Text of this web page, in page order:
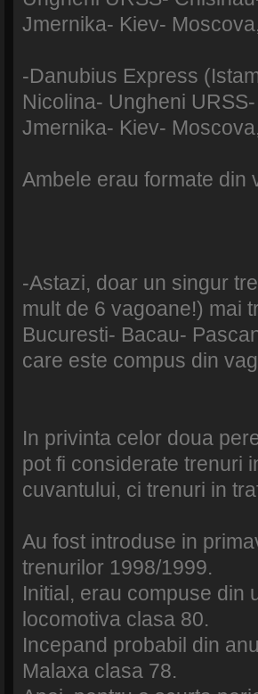
Jmernika- Kiev-
-Danubius Express
Nicolina- Ungheni
Jmernika- Kiev-
Ambele erau formate din
-Astazi, doar un singur
mult de 6 vagoane!) mai
Bucuresti- Bacau-
care este compus din
In privinta celor doua
pot fi considerate trenuri
cuvantului, ci trenuri in
Au fost introduse in
trenurilor 1998/1999.
Initial, erau compuse din
locomotiva clasa 80.
Incepand probabil din
Malaxa clasa 78.